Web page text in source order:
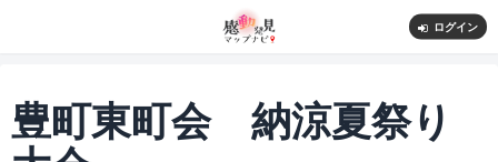
ログイン
豊町東町会 納涼夏祭り